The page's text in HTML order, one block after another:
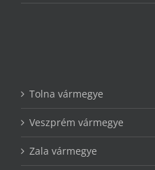
Tolna vármegye
Veszprém vármegye
Zala vármegye